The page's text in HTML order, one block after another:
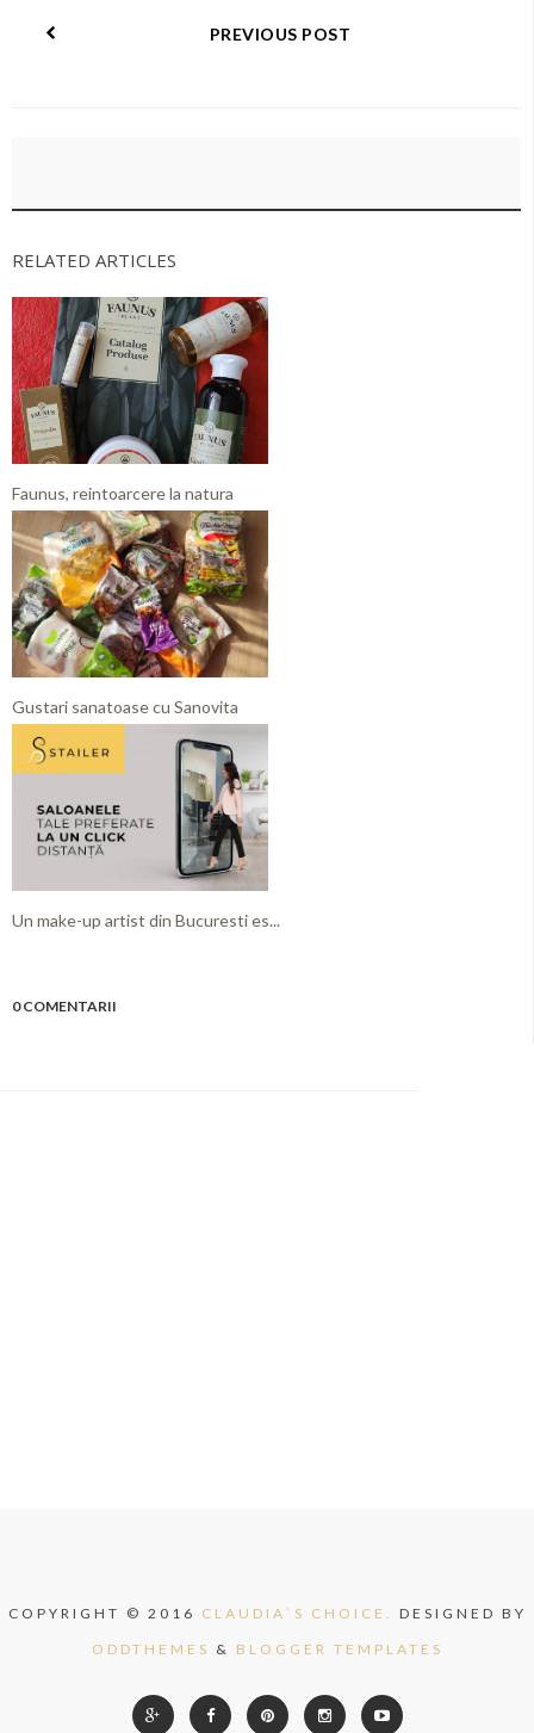
PREVIOUS POST
RELATED ARTICLES
Faunus, reintoarcere la natura
Gustari sanatoase cu Sanovita
Un make-up artist din Bucuresti es...
0 COMENTARII
COPYRIGHT © 2016 CLAUDIA`S CHOICE.
DESIGNED BY
ODDTHEMES & BLOGGER TEMPLATES